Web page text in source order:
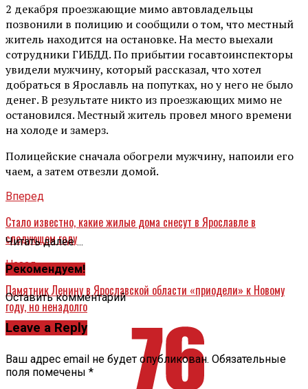
2 декабря проезжающие мимо автовладельцы
позвонили в полицию и сообщили о том, что местный
житель находится на остановке. На место выехали
сотрудники ГИБДД. По прибытии госавтоинспекторы
увидели мужчину, который рассказал, что хотел
добраться в Ярославль на попутках, но у него не было
денег. В результате никто из проезжающих мимо не
остановился. Местный житель провел много времени
на холоде и замерз.
Полицейские сначала обогрели мужчину, напоили его
чаем, а затем отвезли домой.
Вперед
Стало известно, какие жилые дома снесут в Ярославле в
следующем году
Назад
Памятник Ленину в Ярославской области «приодели» к Новому
году, но ненадолго
Читать далее ...
Рекомендуем!
Оставить комментарий
Leave a Reply
Ваш адрес email не будет опубликован. Обязательные
поля помечены *